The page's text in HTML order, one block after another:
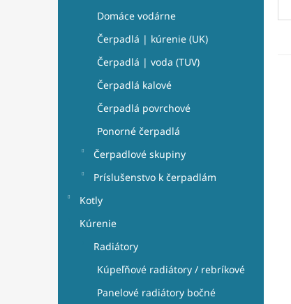
Domáce vodárne
Čerpadlá | kúrenie (UK)
Čerpadlá | voda (TUV)
Čerpadlá kalové
Čerpadlá povrchové
Ponorné čerpadlá
Čerpadlové skupiny
Príslušenstvo k čerpadlám
Kotly
Kúrenie
Radiátory
Kúpeľňové radiátory / rebríkové
Panelové radiátory bočné